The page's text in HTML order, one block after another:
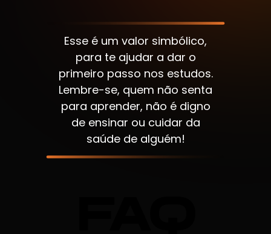
Esse é um valor simbólico,
para te ajudar a dar o
primeiro passo nos estudos.
Lembre-se, quem não senta
para aprender, não é digno
de ensinar ou cuidar da
saúde de alguém!